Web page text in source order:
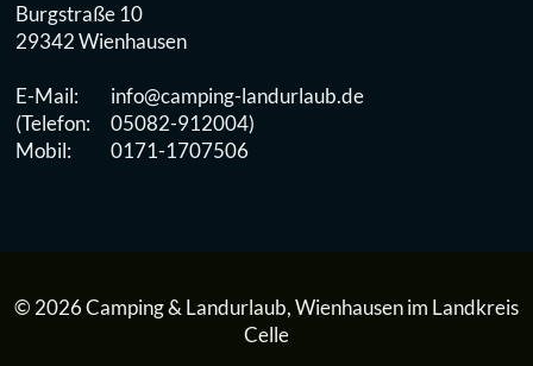
Burgstraße 10
29342 Wienhausen
E-Mail:
info@camping-landurlaub.de
(Telefon:
05082-912004)
Mobil:
0171-1707506
© 2026 Camping & Landurlaub, Wienhausen im Landkreis
Celle